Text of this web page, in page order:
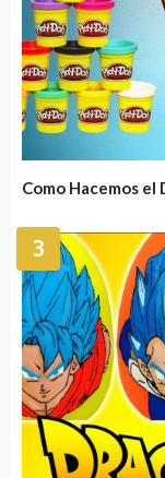
Como Hacemos el
3